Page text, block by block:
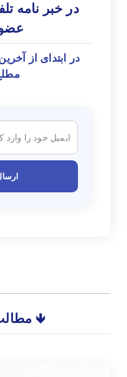
در خبر نامه
در ابتدای از
🡻